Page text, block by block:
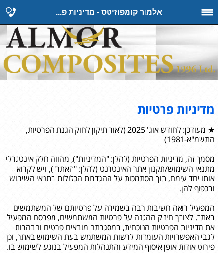
אלמור קומפוזיטס - מדיניות פ...
מדיניות פרטיות
★ מעודכן: לחודש אוג' 2025 (לאור תיקון לחוק הגנת הפרטיות,
התשמ"א-1981)
מסמך זה, מדיניות הפרטיות (להלן: "המדיניות"), מהווה חלק אינטגרלי
מתנאי השימוש/תקנון אתר האינטרנט (להלן: "האתר"), ויש לקרוא
אותו יחד עימם, תוך הסתמכות על ההגדרות הכלולות בתנאי השימוש
ובכפוף להן.
המפעיל רואה חשיבות רבה בשמירה על פרטיותם של המשתמשים
באתר. לצורך חיזוק ההגנה על פרטיות המשתמשים, מפרסם המפעיל
את מדיניות הפרטיות הנוכחית, במסגרתה מובאים פרטים והבהרות
לגבי האפשרויות העומדות לרשות המשתמש בעת השימוש באתר, וכן
פירוט אודות אופן איסוף המידע והתנהלות המפעיל בנוגע לשימוש בו.